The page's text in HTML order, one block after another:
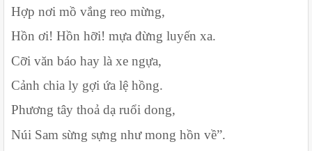
Hợp nơi mồ vắng reo mừng,
Hồn ơi! Hồn hỡi! mựa đừng luyến xa.
Cỡi văn báo hay là xe ngựa,
Cảnh chia ly gợi ứa lệ hồng.
Phương tây thoả dạ ruổi dong,
Núi Sam sừng sựng như mong hồn về”.